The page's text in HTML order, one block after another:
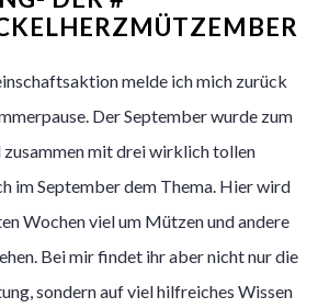
melde ich mich zurück
Der September wurde zum
mit drei wirklich tollen
im September dem Thema. Hier wird
Wochen viel um Mützen und andere
Bei mir findet ihr aber nicht nur die
sondern auf viel hilfreiches Wissen